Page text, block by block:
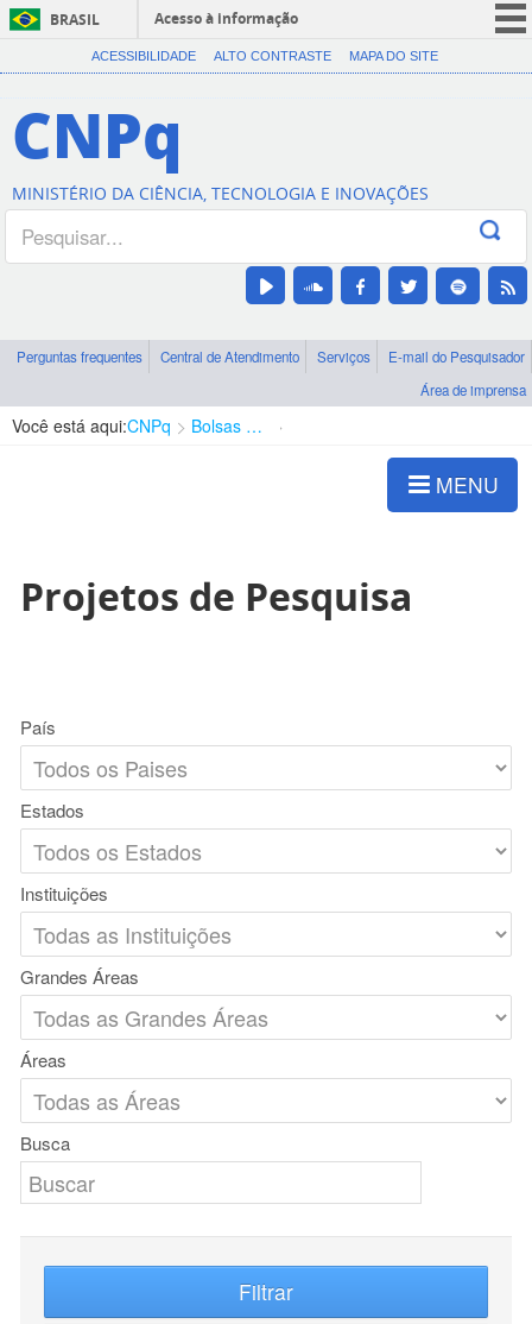
BRASIL
Acesso à informação
CORONAVÍRUS (COVID-19)
Canais
ACESSIBILIDADE ALTO CONTRASTE MAPA DO SITE
CNPq
MINISTÉRIO DA CIÊNCIA, TECNOLOGIA E INOVAÇÕES
Perguntas frequentes Central de Atendimento Serviços
E-mail do Pesquisador
Área de imprensa
Você está aqui:CNPq Bolsas e Auxílios Vigentes
MENU
Projetos de Pesquisa
País
Estados
Instituições
Grandes Áreas
Áreas
Busca
Filtrar